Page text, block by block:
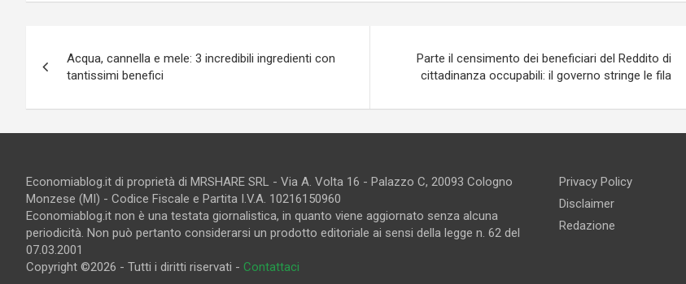
articoli
Acqua, cannella e mele: 3 incredibili ingredienti con
tantissimi benefici
Parte il censimento dei beneficiari del Reddito di
cittadinanza occupabili: il governo stringe le fila
Economiablog.it di proprietà di MRSHARE SRL - Via A. Volta 16 - Palazzo C, 20093 Cologno
Monzese (MI) - Codice Fiscale e Partita I.V.A. 10216150960
Economiablog.it non è una testata giornalistica, in quanto viene aggiornato senza alcuna
periodicità. Non può pertanto considerarsi un prodotto editoriale ai sensi della legge n. 62 del
07.03.2001
Copyright ©2026 - Tutti i diritti riservati - Contattaci
Privacy Policy
Disclaimer
Redazione